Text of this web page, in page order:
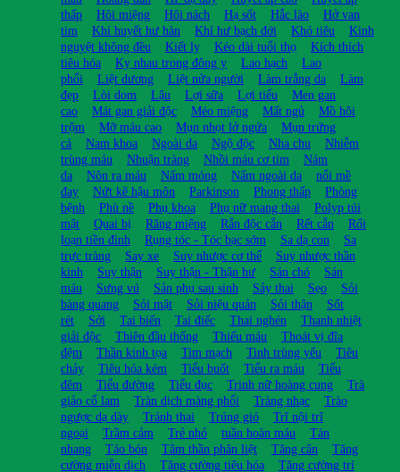
thấp
Hôi miệng Hôi nách Hạ sốt Hắc lào
Hở van
tim
Khí huyết hư hàn Khí hư bạch đới Khó tiêu
Kinh
nguyệt không đều
Kiết lỵ Kéo dài tuổi thọ
Kích thích
tiêu hóa
Kỵ nhau trong đông y Lao hạch
Lao
phổi
Liệt dương Liệt nửa người Làm trắng da
Làm
đẹp
Lòi dom Lậu Lợi sữa Lợi tiểu
Men gan
cao
Mát gan giải độc Méo miệng Mất ngủ
Mồ hôi
trộm
Mỡ máu cao Mụn nhọt lở ngứa
Mụn trứng
cá
Nam khoa Ngoài da Ngộ độc Nha chu
Nhiễm
trùng máu
Nhuận tràng Nhồi máu cơ tim
Nám
da
Nôn ra máu Nấm móng Nấm ngoài da
nổi mề
đay
Nứt kẽ hậu môn Parkinson Phong thấp
Phòng
bệnh
Phù nề Phụ khoa Phụ nữ mang thai
Polyp túi
mật
Quai bị Răng miệng Rắn độc cắn Rết cắn
Rối
loạn tiền đình
Rụng tóc - Tóc bạc sớm Sa dạ con
Sa
trực tràng
Say xe Suy nhược cơ thể
Suy nhược thần
kinh
Suy thận Suy thận - Thận hư Sán chó
Sán
máu
Sưng vú Sản phụ sau sinh Sảy thai Sẹo
Sỏi
bàng quang
Sỏi mật Sỏi niệu quản Sỏi thận
Sốt
rét
Sởi Tai biến Tai điếc Thai nghén
Thanh nhiệt
giải độc
Thiên đầu thống Thiếu máu
Thoát vị đĩa
đệm
Thần kinh tọa Tim mạch Tinh trùng yếu
Tiêu
chảy
Tiêu hóa kém Tiểu buốt Tiểu ra máu
Tiểu
đêm
Tiểu đường Tiểu đục Trinh nữ hoàng cung
Trà
giảo cổ lam
Tràn dịch màng phổi Tràng nhạc
Trào
ngược dạ dày
Tránh thai Trúng gió
Trĩ nội trĩ
ngoại
Trầm cảm Trẻ nhỏ tuần hoàn máu
Tàn
nhang
Táo bón Tâm thần phân liệt Tăng cân
Tăng
cường miễn dịch
Tăng cường tiêu hóa
Tăng cường trí